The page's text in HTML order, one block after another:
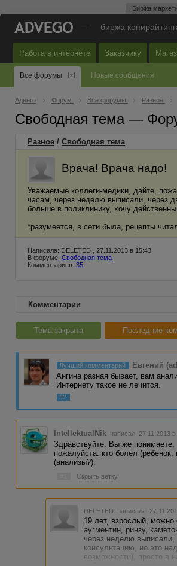
Биржа
— биржа
Работа в интернете Заказчику
Все форумы Новые сообщения
Адвего Форум Все форумы Разное
Свободная тема —
Разное / Свободная тема
Врача! Врача надо!
Уважаемые коллеги-медики, дайте,
часам, через неделю выписали, через
больше в поликлинику, хочу
*разумеется, в сети была, рецепты
Написала: DELETED , 27.11.2013 в 15:43
В форуме: Свободная тема
Комментариев: 35
Комментарии
Тема закрыта Последние
Лучший комментарий Евгений
Ангина разная бывает, вам
Интернету такое не лечится.
#2
IntellektualNik написал 27.11.2013 в
Здравствуйте. Вы же понимаете,
пожалуйста: кто болел
(анализы?).
Скрыть ветку
DELETED написала
19 лет, взрослый, можно
аугментин, ринзу,
через неделю
консультацию, но это
возможности), просто в